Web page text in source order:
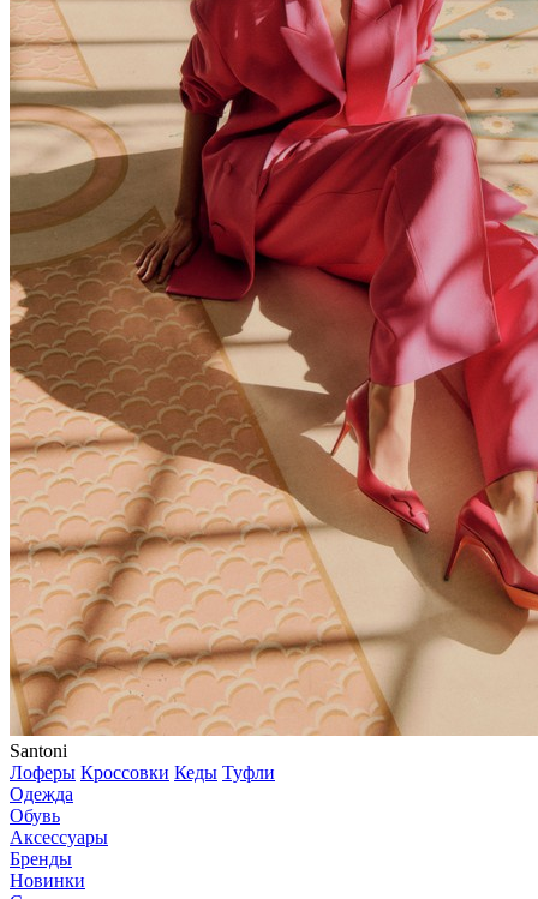
Santoni
Лоферы Кроссовки Кеды Туфли
Одежда
Обувь
Аксессуары
Бренды
Новинки